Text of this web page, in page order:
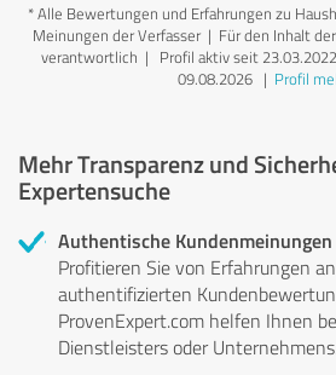
*Alle Bewertungen und Erfahrungen zu
Meinungen der Verfasser | Für den Inhalt
verantwortlich | Profil aktiv seit
09.08.2026 | Profil
Mehr Transparenz und
Expertensuche
Authentische Kundenmeinungen
Profitieren Sie von Erfahrungen
authentifizierten
ProvenExpert.com helfen Ihnen
Dienstleisters oder